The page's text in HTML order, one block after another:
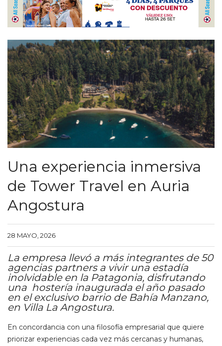
Una experiencia inmersiva
de Tower Travel en Auria
Angostura
28 MAYO, 2026
La empresa llevó a más integrantes de 50
agencias partners a vivir una estadía
inolvidable en la Patagonia, disfrutando
una hostería inaugurada el año pasado
en el exclusivo barrio de Bahía Manzano,
en Villa La Angostura.
En concordancia con una filosofía empresarial que quiere
priorizar experiencias cada vez más cercanas y humanas,